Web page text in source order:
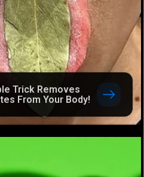
Trick Removes
From Your Body!